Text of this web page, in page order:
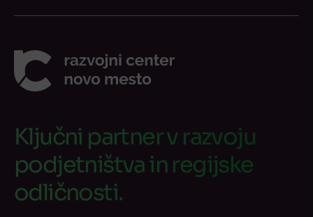
Ključni partner v razvoju
podjetništva in regijske
odličnosti.